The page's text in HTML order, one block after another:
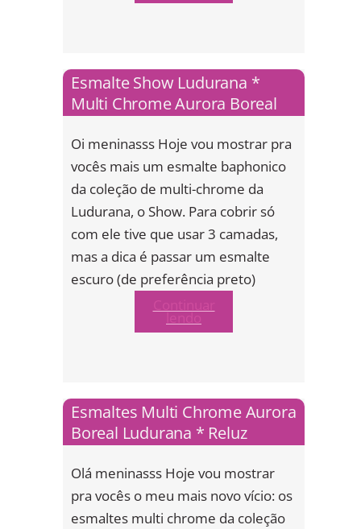
Esmalte Show Ludurana *
Multi Chrome Aurora Boreal
Oi meninasss Hoje vou mostrar pra
vocês mais um esmalte baphonico
da coleção de multi-chrome da
Ludurana, o Show. Para cobrir só
com ele tive que usar 3 camadas,
mas a dica é passar um esmalte
escuro (de preferência preto)
lendo
Esmaltes Multi Chrome Aurora
Boreal Ludurana * Reluz
Olá meninasss Hoje vou mostrar
pra vocês o meu mais novo vício: os
esmaltes multi chrome da coleção